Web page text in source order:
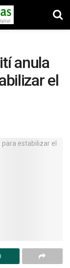
anula
el